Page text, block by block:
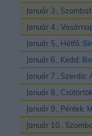
Január 3., Szombat:
Január 4.,
Január 5., Hétfő:
Január 6., Kedd:
Január 7., Szerda:
Január 8.,
Január 9., Péntek:
Január 10.,